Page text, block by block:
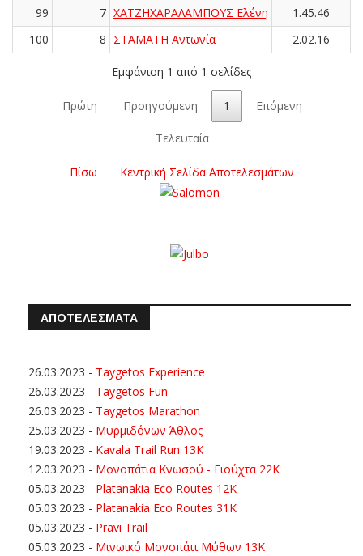
99 7 ΧΑΤΖΗΧΑΡΑΛΑΜΠΟΥΣ Ελένη
1.45.46
100
8 ΣΤΑΜΑΤΗ Αντωνία 2.02.16
Εμφάνιση 1 από 1 σελίδες
Πρώτη Προηγούμενη 1 Επόμενη
Τελευταία
Πίσω Κεντρική Σελίδα Αποτελεσμάτων
ΑΠΟΤΕΛΕΣΜΑΤΑ
26.03.2023 - Taygetos Experience
26.03.2023 - Taygetos Fun
26.03.2023 - Taygetos Marathon
25.03.2023 - Μυρμιδόνων Άθλος
19.03.2023 - Kavala Trail Run 13K
12.03.2023 - Μονοπάτια Κνωσού - Γιούχτα 22Κ
05.03.2023 - Platanakia Eco Routes 12K
05.03.2023 - Platanakia Eco Routes 31K
05.03.2023 - Pravi Trail
05.03.2023 - Μινωικό Μονοπάτι Μύθων 13Κ